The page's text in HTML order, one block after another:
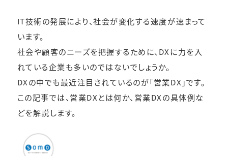
IT技術の発展により、社会が変化する速度が速まって
います。
社会や顧客のニーズを把握するために、DXに力を入
れている企業も多いのではないでしょうか。
DXの中でも最近注目されているのが「営業DX」です。
この記事では、営業DXとは何か、営業DXの具体例な
どを解説します。